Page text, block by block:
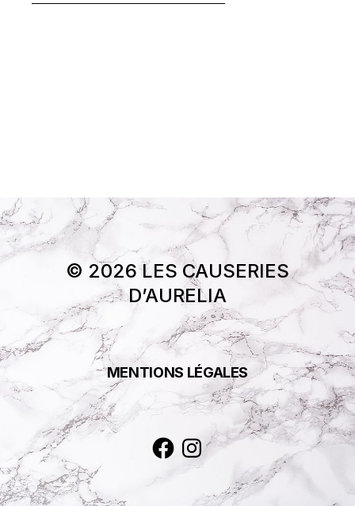
© 2026 LES CAUSERIES
D’AURELIA
MENTIONS LÉGALES